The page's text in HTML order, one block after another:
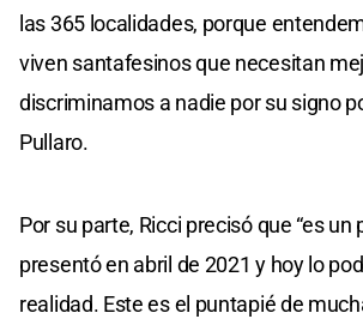
las 365 localidades, porque
viven santafesinos que necesitan
discriminamos a nadie por su signo
Pullaro.
Por su parte, Ricci precisó que “es un
presentó en abril de 2021 y hoy lo
realidad. Este es el puntapié de